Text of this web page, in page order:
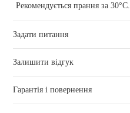
Рекомендується прання за 30°С.
Задати питання
Залишити відгук
Гарантія і повернення